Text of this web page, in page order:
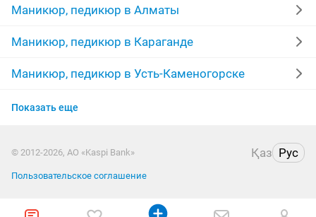
маникюр гель лак наращивание ногтей гель
маникюр салон педикюр выезд
маникюр педикюр наращивание ногтей выезд
покрытие гель лак
Маникюр, педикюр в Алматы
Маникюр, педикюр в Караганде
Маникюр, педикюр в Усть-Каменогорске
Маникюр, педикюр в Актобе
Маникюр, педикюр в Уральске
Маникюр, педикюр в Петропавловске
Показать еще
© 2012-2026, АО «Kaspi Bank» Қаз Рус
Пользовательское соглашение